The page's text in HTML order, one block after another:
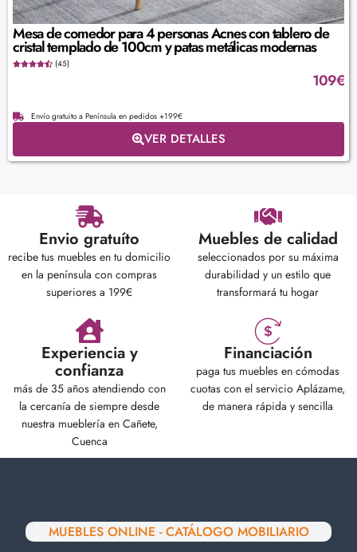
Mesa de comedor para 4 personas Acnes con tablero de
cristal templado de 100cm y patas metálicas modernas
(45)
109€
Envío gratuito a Península en pedidos +199€
VER DETALLES
Envio gratuíto
recibe tus muebles en tu domicilio
en la península con compras
superiores a 199€
Muebles de calidad
seleccionados por su máxima
durabilidad y un estilo que
transformará tu hogar
Experiencia y
confianza
más de 35 años atendiendo con
la cercanía de siempre desde
nuestra mueblería en Cañete,
Cuenca
Financiación
paga tus muebles en cómodas
cuotas con el servicio Aplázame,
de manera rápida y sencilla
MUEBLES ONLINE - CATÁLOGO MOBILIARIO